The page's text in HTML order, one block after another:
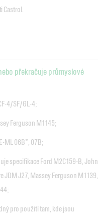
Castrol.
překračuje průmyslové
4/SF/GL-4;
Ferguson M1145;
ML 06B*, 07B;
specifikace Ford M2C159-B, John
JDM J27, Massey Ferguson M1139,
pro použití tam, kde jsou